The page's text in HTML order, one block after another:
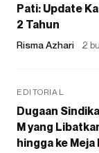
Pati: Update
2 Tahun
Risma Azhari 2
EDITORIAL
Dugaan
M yang
hingga ke Meja